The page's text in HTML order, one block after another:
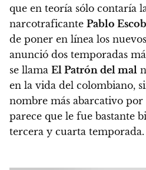
que en teoría sólo contaría
narcotraficante Pablo
de poner en línea los
anunció dos temporadas
se llama El Patrón del mal
en la vida del colombiano,
nombre más abarcativo por
parece que le fue bastante
tercera y cuarta temporada.